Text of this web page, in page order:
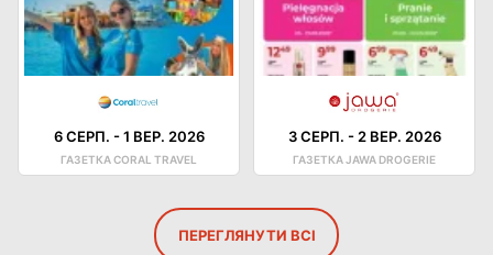
6 СЕРП. -1 ВЕР. 2026
ГАЗЕТКА CORAL TRAVEL
3 СЕРП. - 2 ВЕР. 2026
ГАЗЕТКА JAWA DROGERIE
ПЕРЕГЛЯНУТИ ВСІ